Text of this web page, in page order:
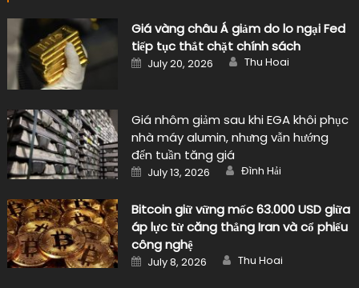
Giá vàng châu Á giảm do lo ngại Fed
tiếp tục thắt chặt chính sách
Posted
on
July 20, 2026 Author
Thu Hoai
Giá nhôm giảm sau khi EGA khôi phục
nhà máy alumin, nhưng vẫn hướng
đến tuần tăng giá
Posted
on
July 13, 2026 Author
Đình Hải
Bitcoin giữ vững mốc 63.000 USD giữa
áp lực từ căng thẳng Iran và cổ phiếu
công nghệ
Posted
on
July 8, 2026 Author
Thu Hoai